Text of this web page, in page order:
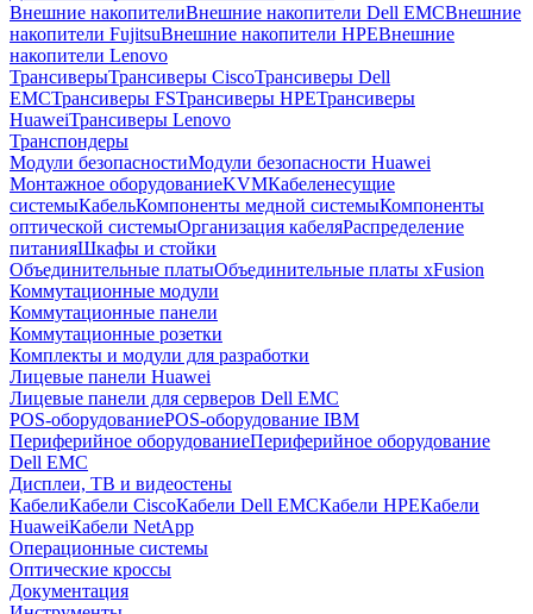
Внешние накопителиВнешние накопители Dell EMCВнешние
накопители FujitsuВнешние накопители HPEВнешние
накопители Lenovo
ТрансиверыТрансиверы CiscoТрансиверы Dell
EMCТрансиверы FSТрансиверы HPEТрансиверы
HuaweiТрансиверы Lenovo
Транспондеры
Модули безопасностиМодули безопасности Huawei
Монтажное оборудованиеKVMКабеленесущие
системыКабельКомпоненты медной системыКомпоненты
оптической системыОрганизация кабеляРаспределение
питанияШкафы и стойки
Объединительные платыОбъединительные платы xFusion
Коммутационные модули
Коммутационные панели
Коммутационные розетки
Комплекты и модули для разработки
Лицевые панели Huawei
Лицевые панели для серверов Dell EMC
POS-оборудованиеPOS-оборудование IBM
Периферийное оборудованиеПериферийное оборудование
Dell EMC
Дисплеи, ТВ и видеостены
КабелиКабели CiscoКабели Dell EMCКабели HPEКабели
HuaweiКабели NetApp
Операционные системы
Оптические кроссы
Документация